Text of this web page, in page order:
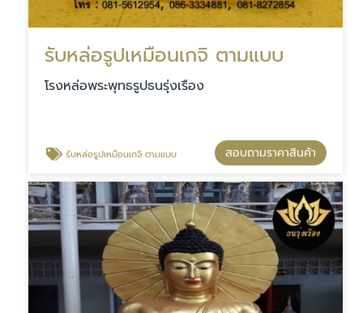
รับหล่อรูปเหมือนเกจิ ตามแบบ
โรงหล่อพระพุทธรูปธนรุ่งเรือง
รับหล่อรูปเหมือนเกจิ ตามแบบ สอบถามราคาสินค้า